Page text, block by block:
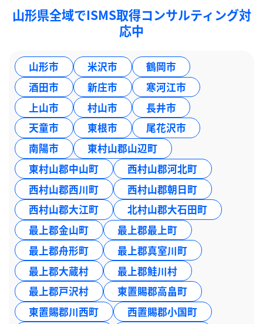
山形県全域でISMS取得コンサルティング対
応中
山形市 米沢市
鶴岡市
酒田市
新庄市
寒河江市
上山市
村山市
長井市
天童市
東根市
尾花沢市
南陽市
東村山郡山辺町
東村山郡中山町
西村山郡河北町
西村山郡西川町
西村山郡朝日町
西村山郡大江町
北村山郡大石田町
最上郡金山町
最上郡最上町
最上郡舟形町
最上郡真室川町
最上郡大蔵村
最上郡鮭川村
最上郡戸沢村
東置賜郡高畠町
東置賜郡川西町
西置賜郡小国町